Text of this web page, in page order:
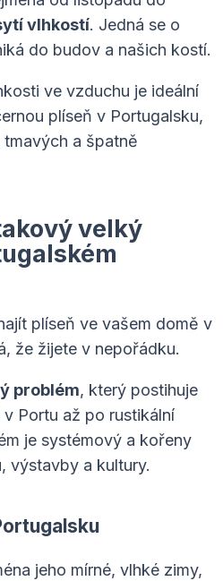
vlhkostí. Jedná se o
do budov a našich kostí.
ve vzduchu je ideální
plíseň v Portugalsku,
a špatně
velký
plíseň ve vašem domě v
že žijete v nepořádku.
problém, který postihuje
Portu až po rustikální
je systémový a kořeny
výstavby a kultury.
jeho mírné, vlhké zimy,